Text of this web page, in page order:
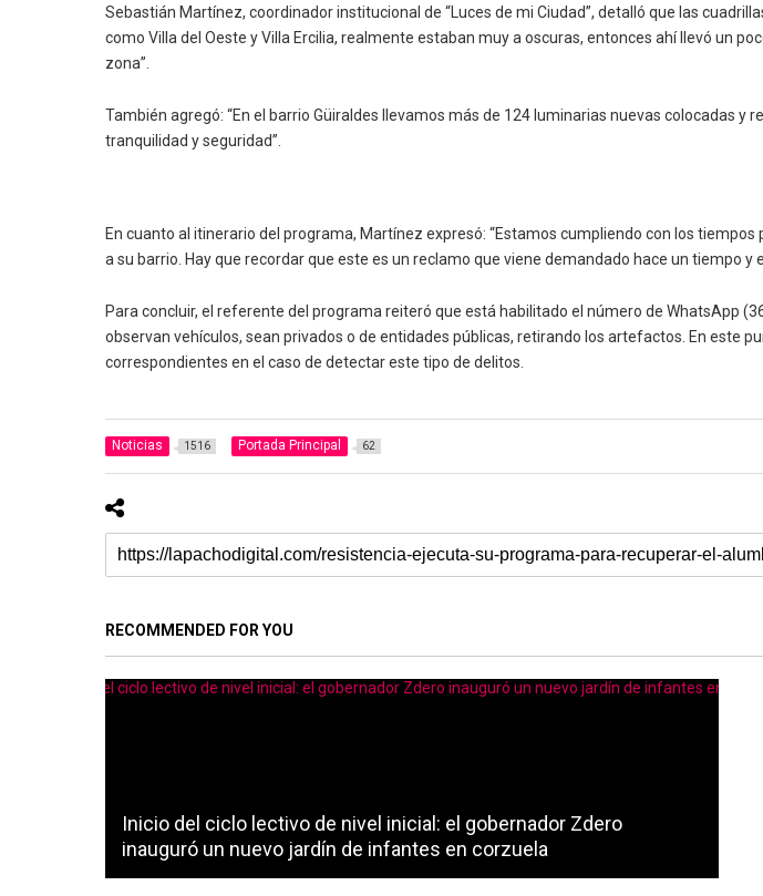
Sebastián Martínez, coordinador institucional de “Luces de mi Ciudad”, detalló que las
como Villa del Oeste y Villa Ercilia, realmente estaban muy a oscuras, entonces ahí llevó un
zona”.
También agregó: “En el barrio Güiraldes llevamos más de 124 luminarias nuevas colocadas
tranquilidad y seguridad”.
En cuanto al itinerario del programa, Martínez expresó: “Estamos cumpliendo con los
a su barrio. Hay que recordar que este es un reclamo que viene demandado hace un tiempo
Para concluir, el referente del programa reiteró que está habilitado el número de WhatsApp
observan vehículos, sean privados o de entidades públicas, retirando los artefactos. En este
correspondientes en el caso de detectar este tipo de delitos.
Noticias 1516 Portada Principal 62
RECOMMENDED FOR YOU
Inicio del ciclo lectivo de nivel inicial: el gobernador Zdero
inauguró un nuevo jardín de infantes en corzuela